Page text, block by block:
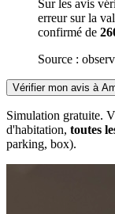
Sur les avis
erreur sur la
confirmé de
Source :
Vérifier mon avis à
Simulation gratuite.
d'habitation, toutes
parking, box).